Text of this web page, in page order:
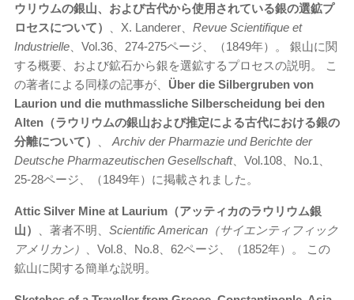
ウリウムの銀山、および古代から使用されている銀の選鉱プ
ロセスについて）
、X. Landerer、 Revue Scientifique et
Industrielle 、Vol.36、274-275ページ、（1849年）。 銀山に関
する概要、および鉱石から銀を選鉱するプロセスの説明。 こ
の著者による同様の記事が、 Über die Silbergruben von
Laurion und die muthmassliche Silberscheidung bei den
Alten（ラウリウムの銀山および推定による古代における銀の
分離について）
Archiv der Pharmazie und Berichte der
Deutsche Pharmazeutischen Gesellschaft、Vol.108、No.1、
25-28ページ、（1849年）に掲載されました。
Attic Silver Mine at Laurium（アッティカのラウリウム銀
山）
、著者不明、 Scientific American（サイエンティフィック
アメリカン）
、Vol.8、No.8、62ページ、（1852年）。 この
鉱山に関する簡単な説明。